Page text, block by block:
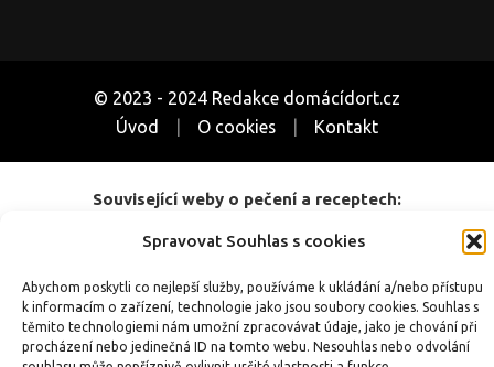
Spravovat Souhlas s cookies
Abychom poskytli co nejlepší služby, používáme k ukládání a/nebo přístupu
k informacím o zařízení, technologie jako jsou soubory cookies. Souhlas s
těmito technologiemi nám umožní zpracovávat údaje, jako je chování při
procházení nebo jedinečná ID na tomto webu. Nesouhlas nebo odvolání
© 2023 - 2024 Redakce domácídort.cz
Úvod
O cookies Kontakt
Související weby o pečení a receptech:
SuperRecepty.eu
DotekSlova.cz